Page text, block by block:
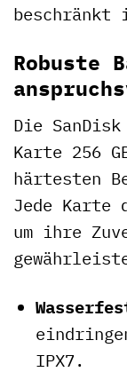
Robuste
Die SanDisk
Karte 256
härtesten
Jede Karte
um ihre
IPX7.